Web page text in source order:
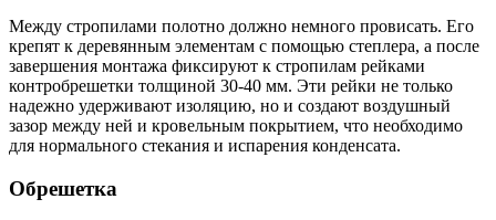
Между стропилами полотно должно немного провисать. Его
крепят к деревянным элементам с помощью степлера, а после
завершения монтажа фиксируют к стропилам рейками
контробрешетки толщиной 30-40 мм. Эти рейки не только
надежно удерживают изоляцию, но и создают воздушный
зазор между ней и кровельным покрытием, что необходимо
для нормального стекания и испарения конденсата.
Обрешетка